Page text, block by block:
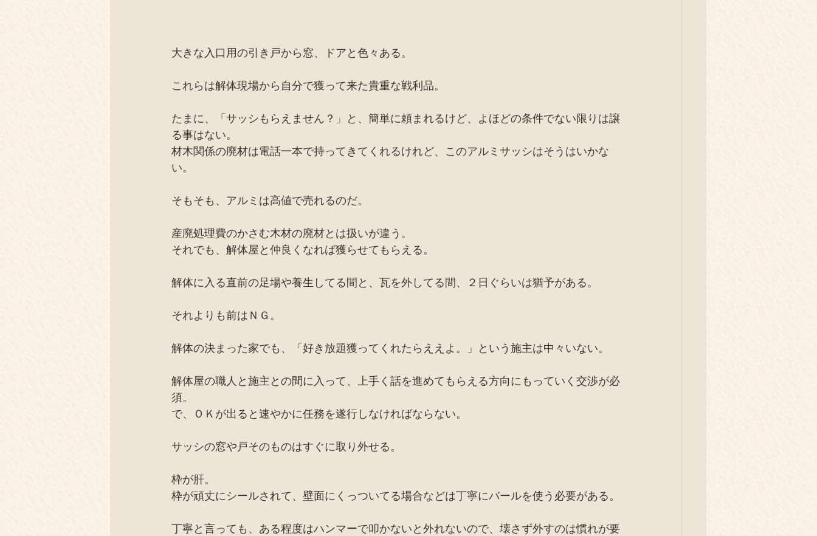
大きな入口用の引き戸から窓、ドアと色々ある。
これらは解体現場から自分で獲って来た貴重な戦利品。
たまに、「サッシもらえません？」と、簡単に頼まれるけど、よほどの条件でない限りは譲
る事はない。
材木関係の廃材は電話一本で持ってきてくれるけれど、このアルミサッシはそうはいかな
い。
そもそも、アルミは高値で売れるのだ。
産廃処理費のかさむ木材の廃材とは扱いが違う。
それでも、解体屋と仲良くなれば獲らせてもらえる。
解体に入る直前の足場や養生してる間と、瓦を外してる間、２日ぐらいは猶予がある。
それよりも前はＮＧ。
解体の決まった家でも、「好き放題獲ってくれたらええよ。」という施主は中々いない。
解体屋の職人と施主との間に入って、上手く話を進めてもらえる方向にもっていく交渉が必
須。
で、ＯＫが出ると速やかに任務を遂行しなければならない。
サッシの窓や戸そのものはすぐに取り外せる。
枠が肝。
枠が頑丈にシールされて、壁面にくっついてる場合などは丁寧にバールを使う必要がある。
丁寧と言っても、ある程度はハンマーで叩かないと外れないので、壊さず外すのは慣れが要